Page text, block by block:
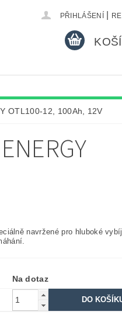
PŘIHLÁŠENÍ
OTL100-12, 100Ah, 12V
navržené pro hluboké
Na dotaz